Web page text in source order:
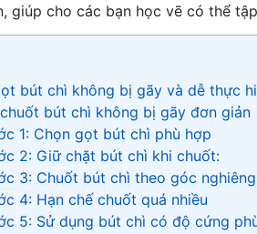
giúp cho các bạn học vẽ có thể
bút chì không bị gãy và dễ thực
bút chì không bị gãy đơn giản
1: Chọn gọt bút chì phù hợp
2: Giữ chặt bút chì khi chuốt:
3: Chuốt bút chì theo góc nghiêng
4: Hạn chế chuốt quá nhiều
5: Sử dụng bút chì có độ cứng